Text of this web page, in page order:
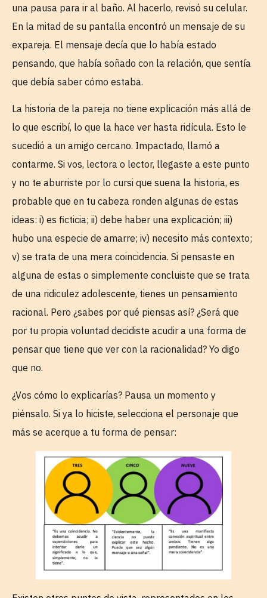
una pausa para ir al baño. Al hacerlo, revisó su celular.
En la mitad de su pantalla encontró un mensaje de su
expareja. El mensaje decía que lo había estado
pensando, que había soñado con la relación, que sentía
que debía saber cómo estaba.
La historia de la pareja no tiene explicación más allá de
lo que escribí, lo que la hace ver hasta ridícula. Esto le
sucedió a un amigo cercano. Impactado, llamó a
contarme. Si vos, lectora o lector, llegaste a este punto
y no te aburriste por lo cursi que suena la historia, es
probable que en tu cabeza ronden algunas de estas
ideas: i) es ficticia; ii) debe haber una explicación; iii)
hubo una especie de amarre; iv) necesito más contexto;
v) se trata de una mera coincidencia. Si pensaste en
alguna de estas o simplemente concluiste que se trata
de una ridiculez adolescente, tienes un pensamiento
racional. Pero ¿sabes por qué piensas así? ¿Será que
por tu propia voluntad decidiste acudir a una forma de
pensar que tiene que ver con la racionalidad? Yo digo
que no.
¿Vos cómo lo explicarías? Pausa un momento y
piénsalo. Si ya lo hiciste, selecciona el personaje que
más se acerque a tu forma de pensar: